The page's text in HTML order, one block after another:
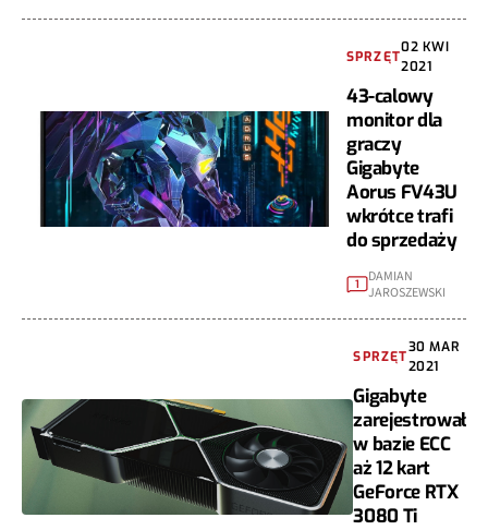
SPRZĘT
02 KWI
2021
43-calowy
monitor dla
graczy
Gigabyte
Aorus FV43U
wkrótce trafi
do sprzedaży
1
DAMIAN
JAROSZEWSKI
SPRZĘT
30 MAR
2021
Gigabyte
zarejestrował
w bazie ECC
aż 12 kart
GeForce RTX
3080 Ti